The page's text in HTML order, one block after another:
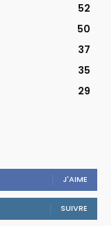
52
50
37
35
29
J'AIME
SUIVRE